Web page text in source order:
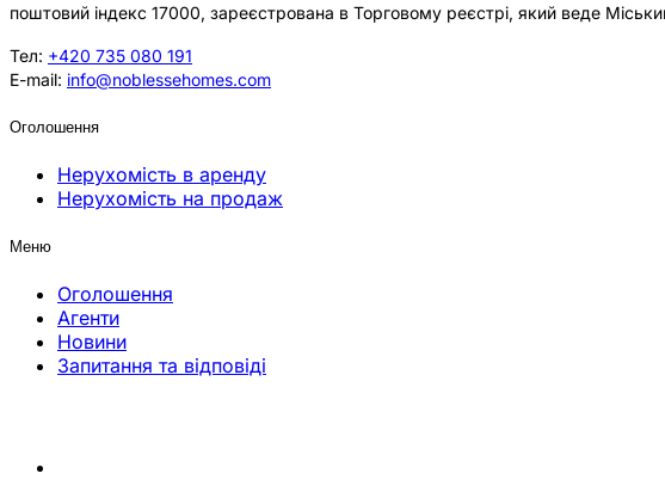
поштовий індекс 17000, зареєстрована в Торговому реєстрі, який веде
Тел: +420 735 080 191
E-mail: info@noblessehomes.com
Оголошення
Нерухомість в аренду
Нерухомість на продаж
Меню
Оголошення
Агенти
Новини
Запитання та відповіді